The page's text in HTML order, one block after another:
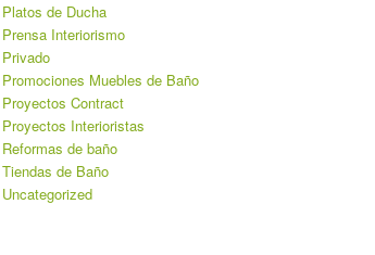
Platos de Ducha
Prensa Interiorismo
Privado
Promociones Muebles de Baño
Proyectos Contract
Proyectos Interioristas
Reformas de baño
Tiendas de Baño
Uncategorized